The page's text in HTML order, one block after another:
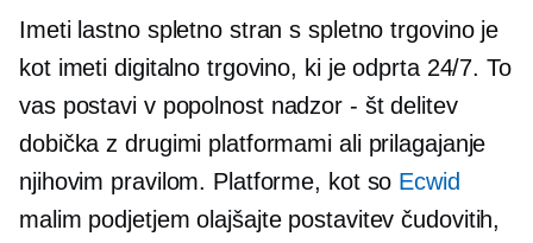
Imeti lastno spletno stran s spletno trgovino je
kot imeti digitalno trgovino, ki je odprta 24/7. To
vas postavi v popolnost nadzor - štdelitev
dobička z drugimi platformami ali prilagajanje
njihovim pravilom. Platforme, kot so Ecwid
malim podjetjem olajšajte postavitev čudovitih,